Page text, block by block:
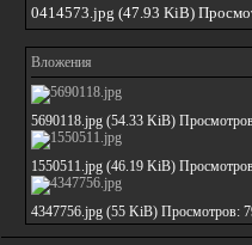
0414573.jpg (47.93 KiB)
Вложения
5690118.jpg (54.33 KiB)
1550511.jpg (46.19 KiB)
4347756.jpg (55 KiB) Просмотров: